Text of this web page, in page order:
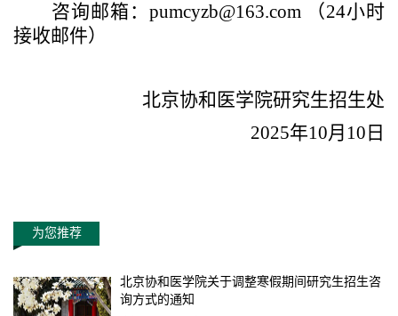
咨询邮箱： pumcyzb@163.com （24小时
接收邮件）
北京协和医学院研究生招生处
2025年10月 10 日
为您推荐
北京协和医学院关于调整寒假期间研究生招生咨
询方式的通知